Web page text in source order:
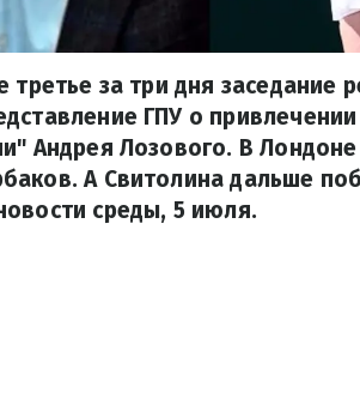
третье за три дня заседание
ГПУ о
Андрея Лозового. В
А Свитолина дальше
среды, 5 июля.